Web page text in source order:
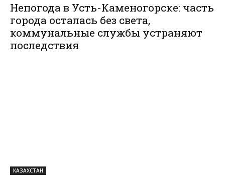
Непогода в Усть-Каменогорске: часть
города осталась без света,
коммунальные службы устраняют
последствия
КАЗАХСТАН